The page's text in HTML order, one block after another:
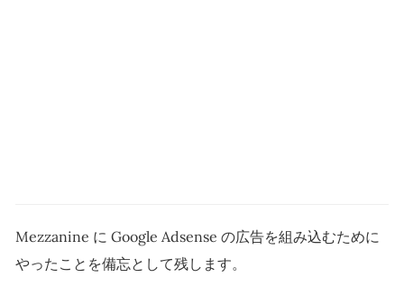
Mezzanine に Google Adsense の広告を組み込むために
やったことを備忘として残します。